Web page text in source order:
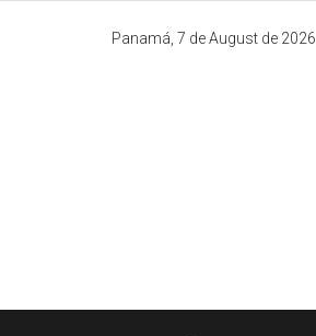
Panamá, 7 de August de 2026.